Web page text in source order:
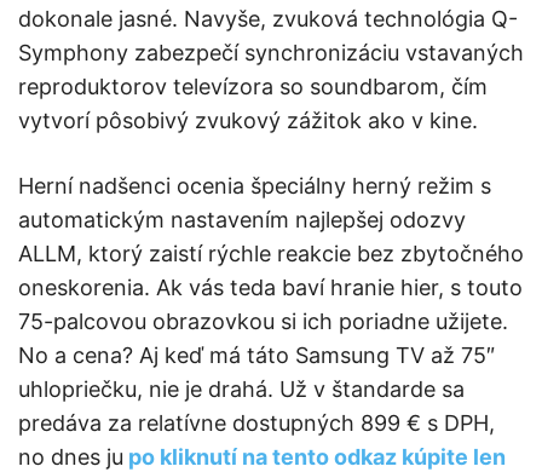
dokonale jasné. Navyše, zvuková technológia Q-
Symphony zabezpečí synchronizáciu vstavaných
reproduktorov televízora so soundbarom, čím
vytvorí pôsobivý zvukový zážitok ako v kine.
Herní nadšenci ocenia špeciálny herný režim s
automatickým nastavením najlepšej odozvy
ALLM, ktorý zaistí rýchle reakcie bez zbytočného
oneskorenia. Ak vás teda baví hranie hier, s touto
75-palcovou obrazovkou si ich poriadne užijete.
No a cena? Aj keď má táto Samsung TV až 75″
uhlopriečku, nie je drahá. Už v štandarde sa
predáva za relatívne dostupných 899 € s DPH,
no dnes ju po kliknutí na tento odkaz kúpite len